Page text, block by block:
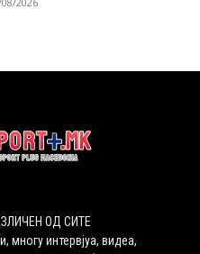
ОД СИТЕ
многу интервјуа, видеа,